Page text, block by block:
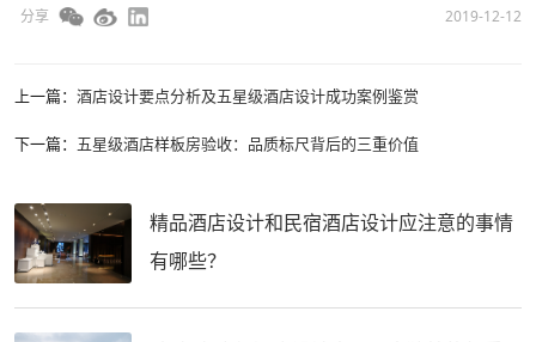
分享 2019-12-12
上一篇： 酒店设计要点分析及五星级酒店设计成功案例鉴赏
下一篇： 五星级酒店样板房验收：品质标尺背后的三重价值
精品酒店设计和民宿酒店设计应注意的事情
有哪些？